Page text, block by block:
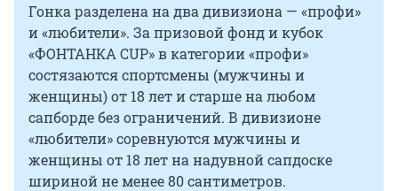
Гонка разделена на два дивизиона — «профи»
и «любители». За призовой фонд и кубок
«ФОНТАНКА CUP» в категории «профи»
состязаются спортсмены (мужчины и
женщины) от 18 лет и старше на любом
сапборде без ограничений. В дивизионе
«любители» соревнуются мужчины и
женщины от 18 лет на надувной сапдоске
шириной не менее 80 сантиметров.